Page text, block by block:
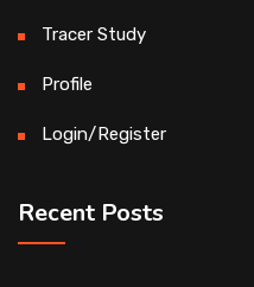
Tracer Study
Profile
Login/Register
Recent Posts